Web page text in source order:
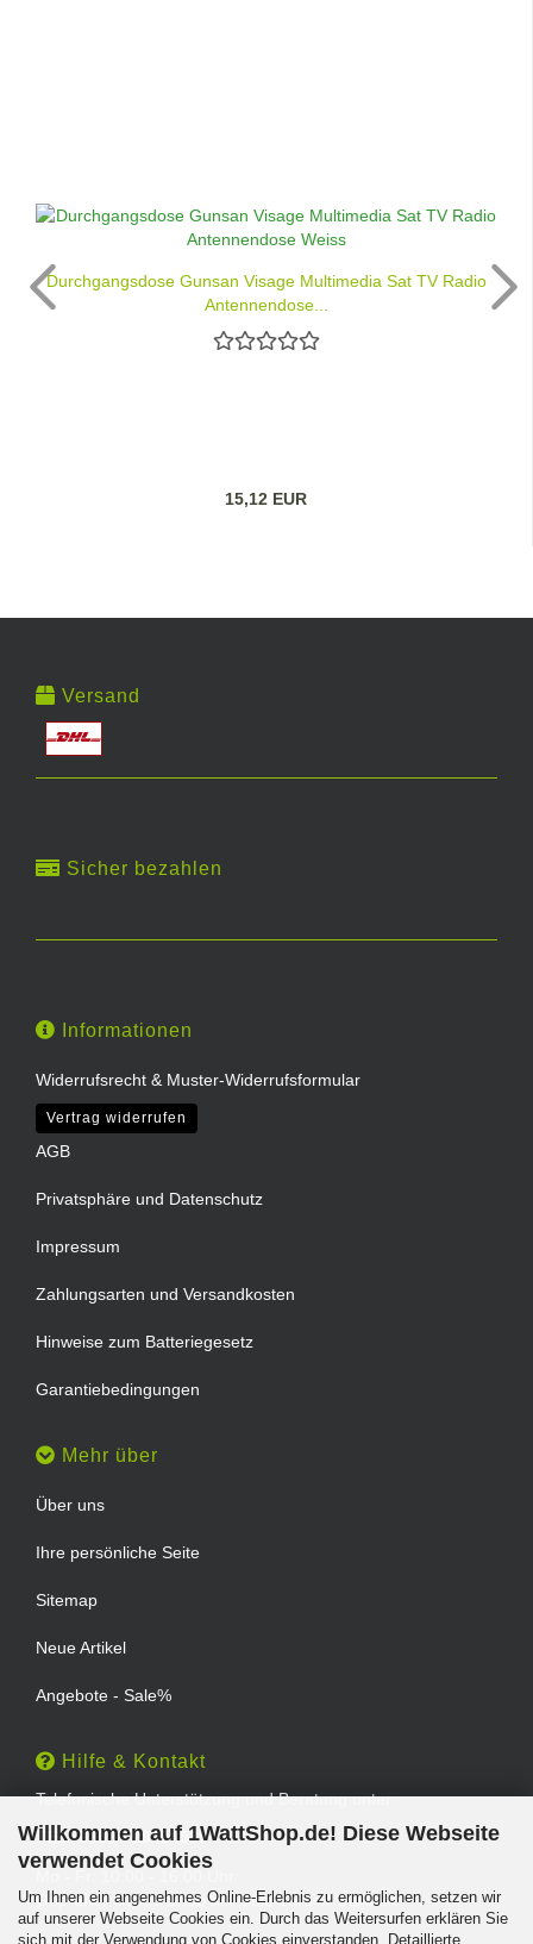
Willkommen auf 1WattShop.de! Diese Webseite
verwendet Cookies
Um Ihnen ein angenehmes Online-Erlebnis zu ermöglichen, setzen wir
auf unserer Webseite Cookies ein. Durch das Weitersurfen erklären Sie
sich mit der Verwendung von Cookies einverstanden. Detaillierte
Durchgangsdose Gunsan Visage Multimedia Sat TV Radio
Antennendose...
15,12 EUR
Versand
Sicher bezahlen
Informationen
Widerrufsrecht & Muster-Widerrufsformular
Vertrag widerrufen
AGB
Privatsphäre und Datenschutz
Impressum
Zahlungsarten und Versandkosten
Hinweise zum Batteriegesetz
Garantiebedingungen
Mehr über
Über uns
Ihre persönliche Seite
Sitemap
Neue Artikel
Angebote - Sale%
Hilfe & Kontakt
Telefonische Unterstützung und Beratung unter:
TEL: 0202 - 29994539
Geprüfter Online Shop mit Geld-zurück-Garantie.